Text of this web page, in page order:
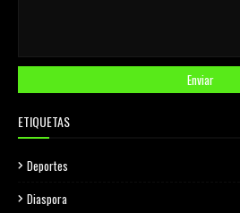
ETIQUETAS
Deportes
Diaspora